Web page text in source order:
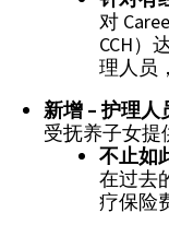
对
CCH）
理人员
新增 – 护理
受抚养子女提
不止如
在过去
疗保险